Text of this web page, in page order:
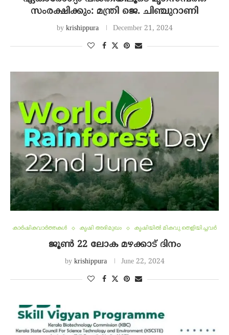
സംരക്ഷിക്കും: മന്ത്രി ജെ. ചിഞ്ചുറാണി
by krishippura December 21, 2024
കാർഷികവാർത്തകൾ കൃഷി അഭിമുഖം കൃഷിയിൽ മികവു തെളിയിച്ചവർ
ജൂൺ 22 ലോക മഴക്കാട്‌ ദിനം
by krishippura June 22, 2024